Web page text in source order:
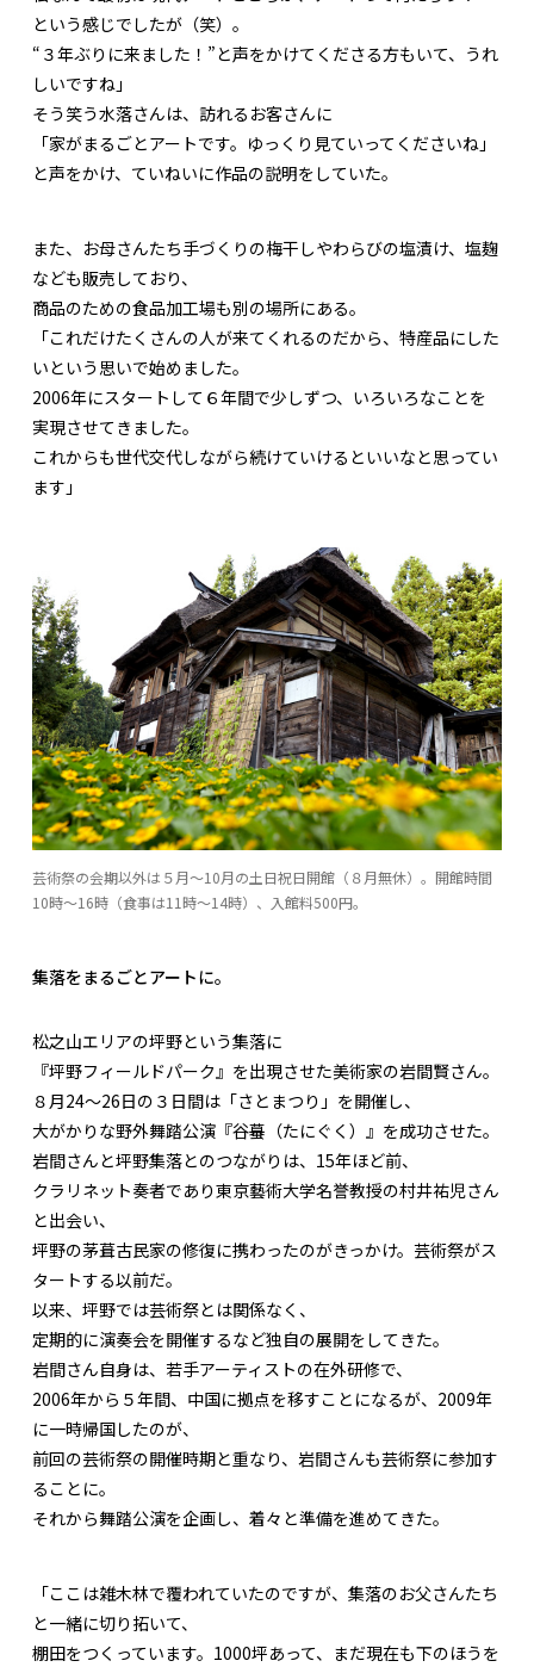
という感じでしたが（笑）。
“３年ぶりに来ました！”と声をかけてくださる方もいて、うれ
しいですね」
そう笑う水落さんは、訪れるお客さんに
「家がまるごとアートです。ゆっくり見ていってくださいね」
と声をかけ、ていねいに作品の説明をしていた。
また、お母さんたち手づくりの梅干しやわらびの塩漬け、塩麹
なども販売しており、
商品のための食品加工場も別の場所にある。
「これだけたくさんの人が来てくれるのだから、特産品にした
いという思いで始めました。
2006年にスタートして６年間で少しずつ、いろいろなことを
実現させてきました。
これからも世代交代しながら続けていけるといいなと思ってい
ます」
芸術祭の会期以外は５月～10月の土日祝日開館（８月無休）。開館時間
10時～16時（食事は11時～14時）、入館料500円。
集落をまるごとアートに。
松之山エリアの坪野という集落に
『坪野フィールドパーク』を出現させた美術家の岩間賢さん。
８月24～26日の３日間は「さとまつり」を開催し、
大がかりな野外舞踏公演『谷蟇（たにぐく）』を成功させた。
岩間さんと坪野集落とのつながりは、15年ほど前、
クラリネット奏者であり東京藝術大学名誉教授の村井祐児さん
と出会い、
坪野の茅葺古民家の修復に携わったのがきっかけ。芸術祭がス
タートする以前だ。
以来、坪野では芸術祭とは関係なく、
定期的に演奏会を開催するなど独自の展開をしてきた。
岩間さん自身は、若手アーティストの在外研修で、
2006年から５年間、中国に拠点を移すことになるが、2009年
に一時帰国したのが、
前回の芸術祭の開催時期と重なり、岩間さんも芸術祭に参加す
ることに。
それから舞踏公演を企画し、着々と準備を進めてきた。
「ここは雑木林で覆われていたのですが、集落のお父さんたち
と一緒に切り拓いて、
棚田をつくっています。1000坪あって、まだ現在も下のほうを